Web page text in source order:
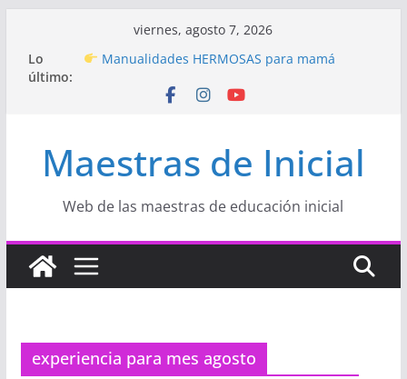
contenido
viernes, agosto 7, 2026
Lo
último:
Hermosos dibujos para MAMÁ: colorea con
amor en Inicial
(fáciles y llenas de amor)
Proyecto
“Celebramos con Alegría la Semana
de la Educación Inicial»
Mamá hecho con amor
Maestras de Inicial
Web de las maestras de educación inicial
experiencia para mes agosto